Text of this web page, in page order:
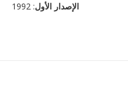
الإصدار الأول: 1992